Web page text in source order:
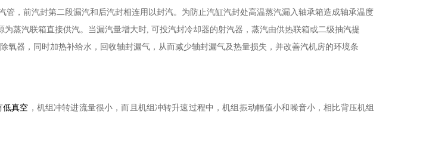
管，前汽封第二段漏汽和后汽封相连用以封汽。为防止汽缸汽封处高温蒸汽漏入轴承箱造成轴承温度
为蒸汽联箱直接供汽。当漏汽量增大时 可投汽封冷却器的射汽器，蒸汽由供热联箱或二级抽汽提
氧器，同时加热补给水，回收轴封漏气，从而减少轴封漏气及热量损失，并改善汽机房的环境条
低真空 ，机组冲转进流量很小，而且机组冲转升速过程中，机组振动幅值小和噪音小，相比背压机组